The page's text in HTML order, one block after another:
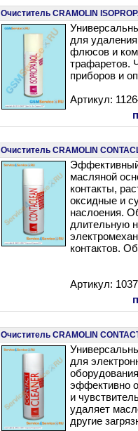
Очиститель CRAMOLIN
для
флюсов и
трафаретов.
приборов и
Артикул:
Очиститель CRAMOLIN
масляной
контакты,
оксидные и
наслоения.
длительную
контактов.
Артикул:
Очиститель CRAMOLIN
для
эффективно
и
удаляет
другие